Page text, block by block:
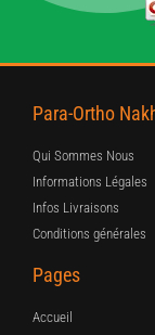
Para-Ortho
Qui Sommes Nous
Informations Légales
Infos Livraisons
Conditions générales
Pages
Accueil